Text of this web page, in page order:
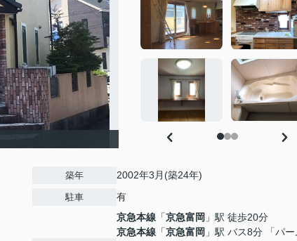
築年 2002年3月(築24年)
駐車
有
京急本線 「京急富岡 」駅 徒歩20分
京急本線 「京急富岡 」駅 バス8分 「パ